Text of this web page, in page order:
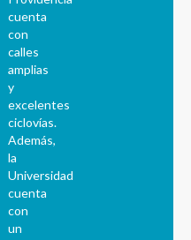
cuenta
con
calles
amplias
y
excelentes
ciclovías.
Además,
la
Universidad
cuenta
con
un